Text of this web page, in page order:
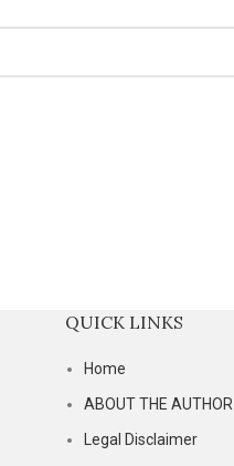
QUICK LINKS
Home
ABOUT THE AUTHOR
Legal Disclaimer